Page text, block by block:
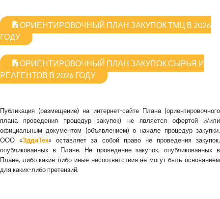
ОРИЕНТИРОВОЧНЫЙ ПЛАН ЗАКУПОК ТМЦ В 2026
ГОДУ
ОРИЕНТИРОВОЧНЫЙ ПЛАН ЗАКУПОК СЫРЬЯ И
РЕАГЕНТОВ В 2026 ГОДУ
Публикация (размещение) на интернет-сайте Плана (ориентировочного
плана проведения процедур закупок) не является офертой и/или
официальным документом (объявлением) о начале процедур закупки.
ООО «ЭддиТек» оставляет за собой право не проведения закупок,
опубликованных в Плане. Не проведение закупок, опубликованных в
Плане, либо какие-либо иные несоответствия не могут быть основанием
для каких-либо претензий.